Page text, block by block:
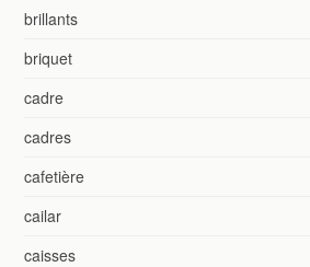
brillants
briquet
cadre
cadres
cafetière
cailar
caisses